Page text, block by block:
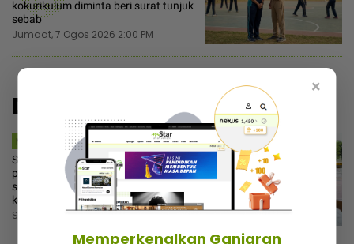
kokurikulum diminta beri surat tunjuk
sebab
Jumaat, 7 Ogos 2026 2:00 PM
Disyorkan
MSTAR | I-SUKE
Sampai pejabat baru sedar lupa
pakai tudung! Ramai nak tahu trik
suami hantar naik motor tapi tak
kedut
Sabtu, 8 Ogos 2026 9:30 AM
×
Memperkenalkan Ganjaran